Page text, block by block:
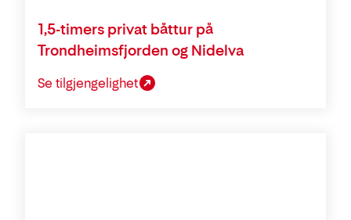
1,5-timers privat båttur på
Trondheimsfjorden og Nidelva
Se tilgjengelighet